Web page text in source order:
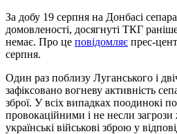
За добу 19 серпня на Донбасі
домовленості, досягнуті ТКГ
немає. Про це повідомляє прес-
серпня.
Один раз поблизу Луганського і
зафіксовано вогневу активність
зброї. У всіх випадках поодинокі
провокаційними і не несли
українські військові зброю у